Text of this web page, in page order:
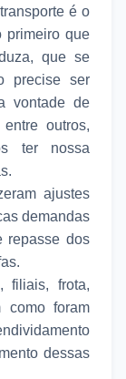
é o
primeiro que
que se
precise ser
vontade de
outros,
ter nossa
ajustes
demandas
repasse dos
filiais, frota,
como foram
dessas